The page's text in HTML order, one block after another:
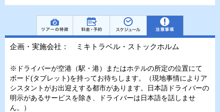
企画・実施会社： ミキトラベル・ストックホルム
※ドライバーが空港（駅・港）またはホテルの所定の位置にて
ボード(タブレット)を持ってお待ちします。（現地事情によりア
シスタントがお出迎えする都市があります。日本語ドライバーの
明示があるサービスを除き、ドライバーは日本語を話しませ
ん。）